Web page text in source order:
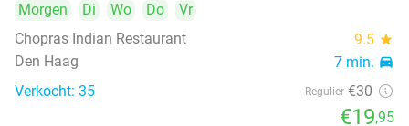
Morgen Di Wo Do
Vr
Chopras Indian Restaurant
9.5 star
Den Haag 7 min. directions_car
Verkocht: 35 Regulier €30
€19,95